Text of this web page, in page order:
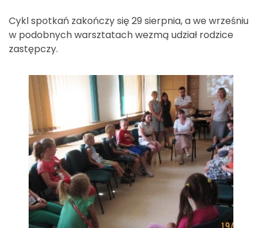
Cykl spotkań zakończy się 29 sierpnia, a we wrześniu
w podobnych warsztatach wezmą udział rodzice
zastępczy.